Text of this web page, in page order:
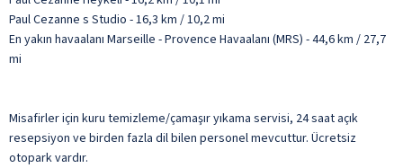
Paul Cezanne s Studio - 16,3 km / 10,2 mi
En yakın havaalanı Marseille - Provence Havaalanı (MRS) - 44,6 km / 27,7
mi
Misafirler için kuru temizleme/çamaşır yıkama servisi, 24 saat açık
resepsiyon ve birden fazla dil bilen personel mevcuttur. Ücretsiz
otopark vardır.